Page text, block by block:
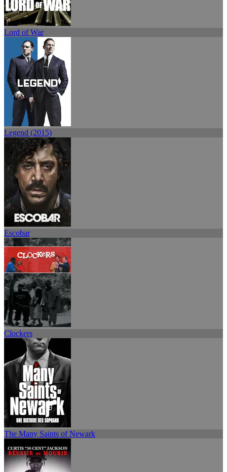
Lord of War
Legend (2015)
Escobar
Clockers
The Many Saints of Newark